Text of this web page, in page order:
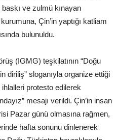
ve zulmü kınayan
Çin’in yaptığı katliam
bulunuldu.
(IGMG) teşkilatının “Doğu
diriliş” sloganıyla organize ettiği
ihlalleri protesto edilerek
mesajı verildi. Çin’in insan
Pazar günü olmasına rağmen,
hafta sonunu dinlenerek